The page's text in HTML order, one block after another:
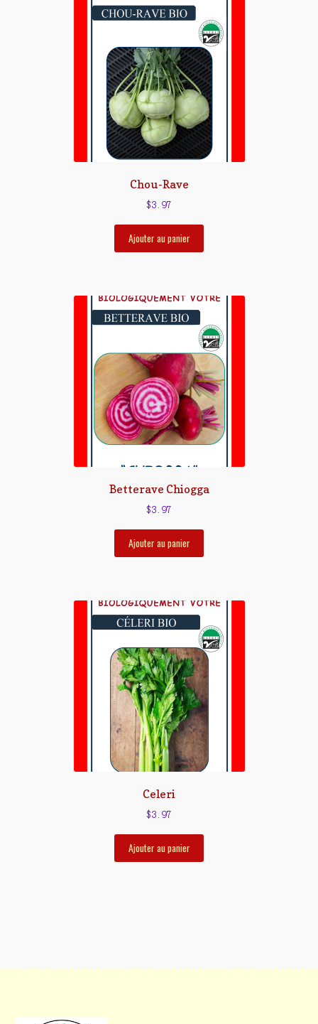
Chou-Rave
$3.97
Ajouter au panier
Betterave Chiogga
$3.97
Ajouter au panier
Celeri
$3.97
Ajouter au panier